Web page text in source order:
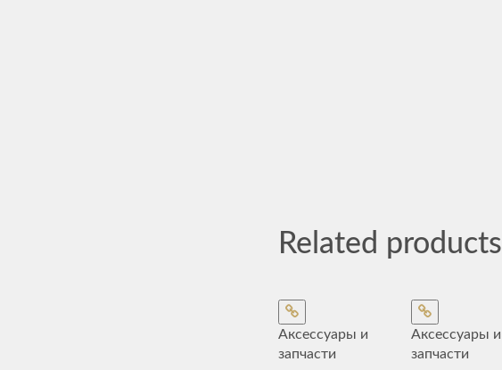
Related products
Аксессуары и
запчасти
Аксессуары и
запчасти